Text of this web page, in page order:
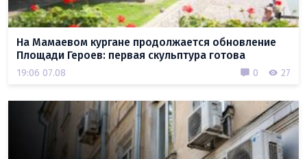
На Мамаевом кургане продолжается обновление
Площади Героев: первая скульптура готова
19:06 07.08 0 27